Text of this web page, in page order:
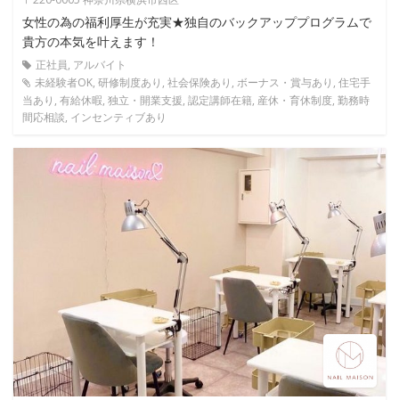
女性の為の福利厚生が充実★独自のバックアッププログラムで
貴方の本気を叶えます！
正社員, アルバイト
未経験者OK, 研修制度あり, 社会保険あり, ボーナス・賞与あり, 住宅手
当あり, 有給休暇, 独立・開業支援, 認定講師在籍, 産休・育休制度, 勤務時
間応相談, インセンティブあり